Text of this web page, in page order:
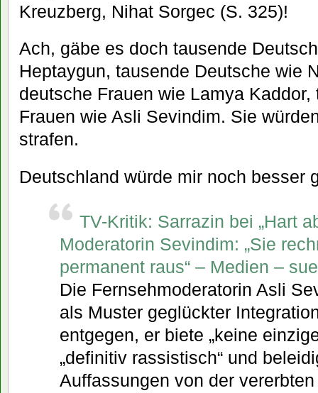
Kreuzberg, Nihat Sorgec (S. 325)!
Ach, gäbe es doch tausende
Heptaygun, tausende Deutsche wie
deutsche Frauen wie Lamya
Frauen wie Asli Sevindim. Sie
strafen.
Deutschland würde mir noch besser
TV-Kritik: Sarrazin bei „Hart
Moderatorin Sevindim: „Sie
permanent raus“ – Medien –
Die Fernsehmoderatorin Asli
als Muster geglückter
entgegen, er biete „keine
„definitiv rassistisch“ und
Auffassungen von der